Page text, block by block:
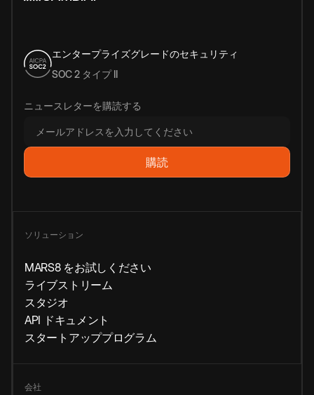
エンタープライズグレードのセキュリティ
SOC 2 タイプ II
ニュースレターを購読する
ソリューション
MARS8 をお試しください
ライブストリーム
スタジオ
API ドキュメント
スタートアッププログラム
会社